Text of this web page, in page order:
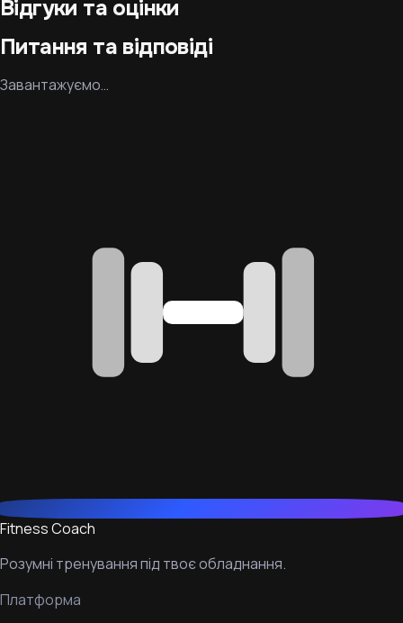
Відгуки та оцінки
Питання та відповіді
Завантажуємо…
Fitness Coach
Розумні тренування під твоє обладнання.
Платформа